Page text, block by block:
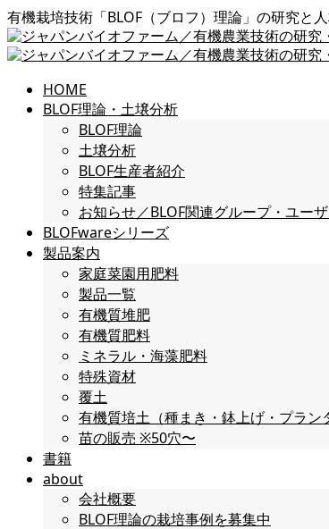
有機栽培技術「BLOF（ブロフ）理論」の研究と
HOME
BLOF理論・土壌分析
BLOF理論
土壌分析
BLOF生産者紹介
特集記事
お知らせ／BLOF関連グループ・ユー
BLOFwareシリーズ
製品案内
家庭菜園用肥料
製品一覧
有機質堆肥
有機質肥料
ミネラル・海藻肥料
特殊資材
覆土
有機質培土（種まき・鉢上げ・プラン
苗の販売 ※50穴〜
書籍
about
会社概要
BLOF理論の栽培事例を募集中